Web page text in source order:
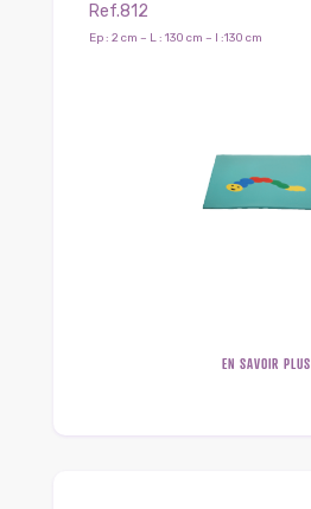
Ref.812
Ep : 2 cm – L : 130 cm – l :130 cm
EN SAVOIR PLUS